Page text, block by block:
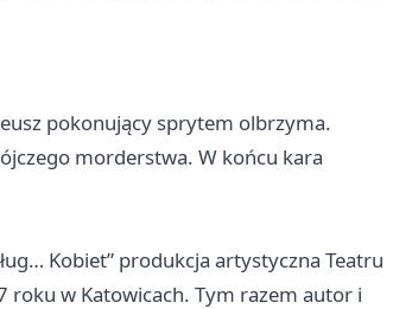
pokonujący sprytem olbrzyma.
morderstwa. W końcu kara
Kobiet” produkcja artystyczna Teatru
roku w Katowicach. Tym razem autor i